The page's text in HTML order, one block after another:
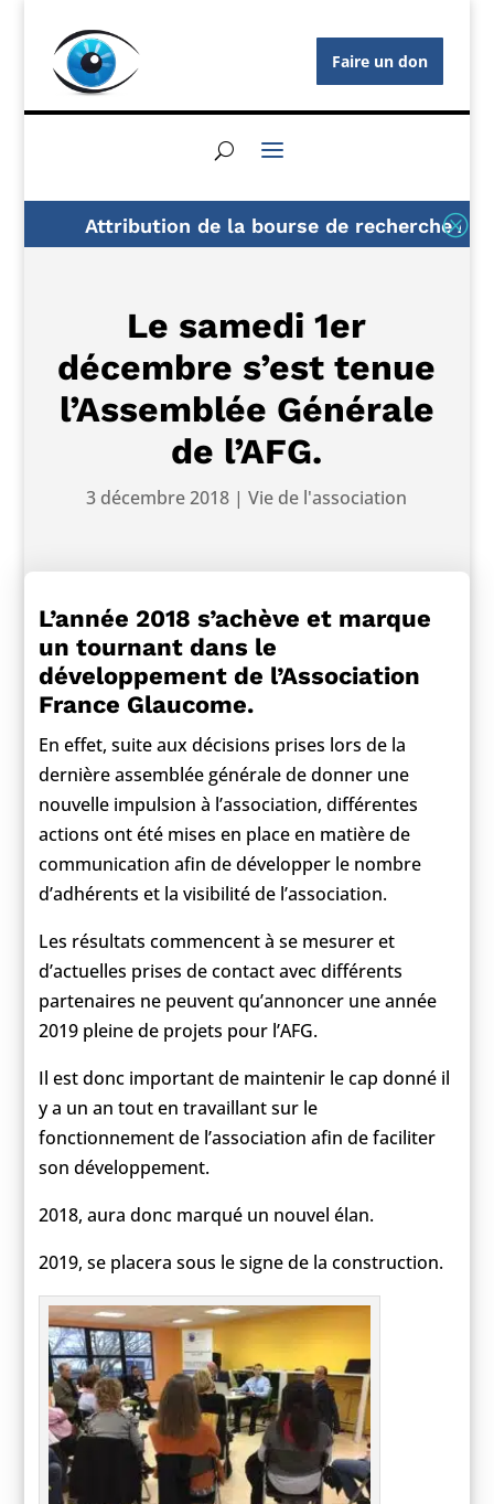
Faire un don
Attribution de la bourse de recherche AFG
Q
Le samedi 1er
décembre s’est tenue
l’Assemblée Générale
de l’AFG.
3 décembre 2018 |Vie de l'association
L’année 2018 s’achève et marque
un tournant dans le
développement de l’Association
France Glaucome.
En effet, suite aux décisions prises lors de la
dernière assemblée générale de donner une
nouvelle impulsion à l’association, différentes
actions ont été mises en place en matière de
communication afin de développer le nombre
d’adhérents et la visibilité de l’association.
Les résultats commencent à se mesurer et
d’actuelles prises de contact avec différents
partenaires ne peuvent qu’annoncer une année
2019 pleine de projets pour l’AFG.
Il est donc important de maintenir le cap donné il
y a un an tout en travaillant sur le
fonctionnement de l’association afin de faciliter
son développement.
2018, aura donc marqué un nouvel élan.
2019, se placera sous le signe de la construction.